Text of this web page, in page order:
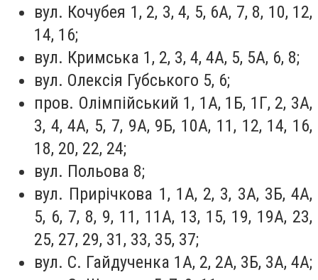
вул. Кочубея 1, 2, 3, 4, 5, 6А, 7, 8, 10, 12,
14, 16;
вул. Кримська 1, 2, 3, 4, 4А, 5, 5А, 6, 8;
вул. Олексія Губського 5, 6;
пров. Олімпійський 1, 1А, 1Б, 1Г, 2, 3А,
3, 4, 4А, 5, 7, 9А, 9Б, 10А, 11, 12, 14, 16,
18, 20, 22, 24;
вул. Польова 8;
вул. Прирічкова 1, 1А, 2, 3, 3А, 3Б, 4А,
5, 6, 7, 8, 9, 11, 11А, 13, 15, 19, 19А, 23,
25, 27, 29, 31, 33, 35, 37;
вул. С. Гайдученка 1А, 2, 2А, 3Б, 3А, 4А;